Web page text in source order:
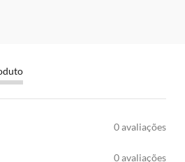
0 avaliações
0 avaliações